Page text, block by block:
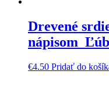
Drevené
nápisom
€4.50 Pridať do